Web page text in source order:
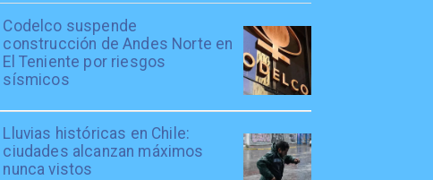
Codelco suspende
construcción de Andes Norte en
El Teniente por riesgos
sísmicos
Lluvias históricas en Chile:
ciudades alcanzan máximos
nunca vistos